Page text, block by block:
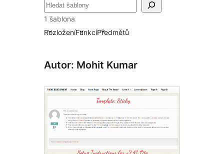
Hledat
1 šablona
RozloženíFunkcíPředmětů
Autor: Mohit Kumar